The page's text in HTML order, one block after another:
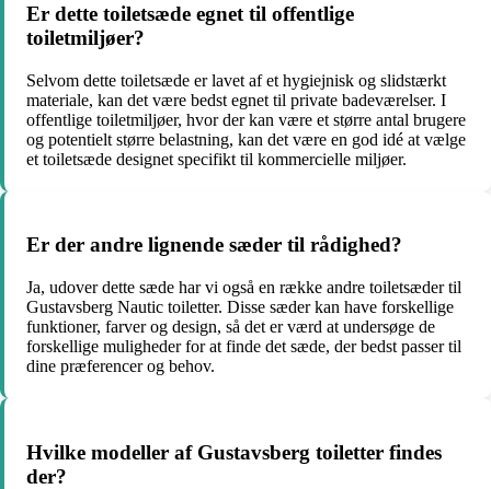
Er dette toiletsæde egnet til offentlige
toiletmiljøer?
Selvom dette toiletsæde er lavet af et hygiejnisk og slidstærkt
materiale, kan det være bedst egnet til private badeværelser. I
offentlige toiletmiljøer, hvor der kan være et større antal brugere
og potentielt større belastning, kan det være en god idé at vælge
et toiletsæde designet specifikt til kommercielle miljøer.
Er der andre lignende sæder til rådighed?
Ja, udover dette sæde har vi også en række andre toiletsæder til
Gustavsberg Nautic toiletter. Disse sæder kan have forskellige
funktioner, farver og design, så det er værd at undersøge de
forskellige muligheder for at finde det sæde, der bedst passer til
dine præferencer og behov.
Hvilke modeller af Gustavsberg toiletter findes
der?